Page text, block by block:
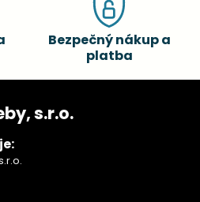
Bezpečný nákup a
platba
s.r.o.